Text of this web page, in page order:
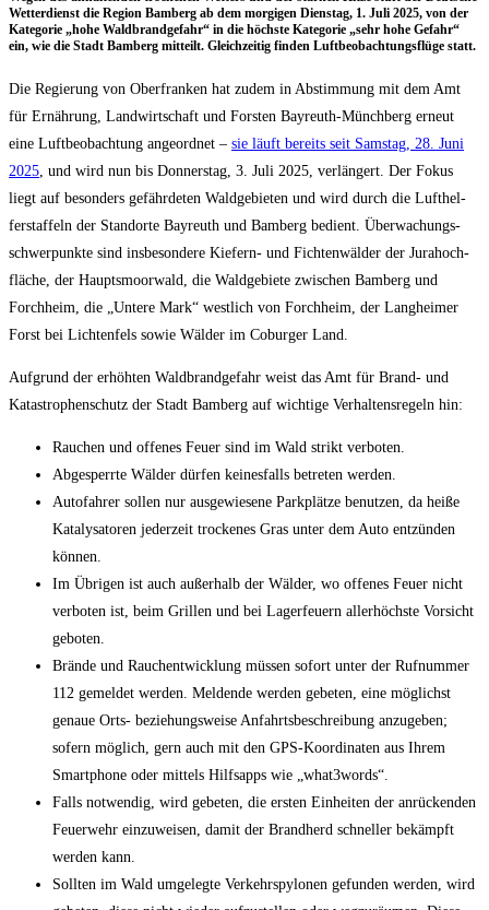
Wet­ter­dienst die Regi­on Bam­berg ab dem mor­gi­gen Diens­tag, 1. Juli 2025, von der
Kate­go­rie „hohe Wald­brand­ge­fahr“ in die höchs­te Kate­go­rie „sehr hohe Gefahr“
ein, wie die Stadt Bam­berg mit­teilt. Gleich­zei­tig fin­den Luft­be­ob­ach­tungs­flü­ge statt.
Die Regie­rung von Ober­fran­ken hat zudem in Abstim­mung mit dem Amt
für Ernäh­rung, Land­wirt­schaft und Fors­ten Bay­reuth-Münch­berg erneut
eine Luft­be­ob­ach­tung ange­ord­net – sie läuft bereits seit Sams­tag, 28. Juni
2025 , und wird nun bis Don­ners­tag, 3. Juli 2025, ver­län­gert. Der Fokus
liegt auf beson­ders gefähr­de­ten Wald­ge­bie­ten und wird durch die Luft­hel­
fer­staf­feln der Stand­or­te Bay­reuth und Bam­berg bedient. Über­wa­chungs­
schwer­punk­te sind ins­be­son­de­re Kie­fern- und Fich­ten­wäl­der der Jura­hoch­
flä­che, der Hauptsmoor­wald, die Wald­ge­bie­te zwi­schen Bam­berg und
Forch­heim, die „Unte­re Mark“ west­lich von Forch­heim, der Lang­hei­mer
Forst bei Lich­ten­fels sowie Wäl­der im Cobur­ger Land.
Auf­grund der erhöh­ten Wald­brand­ge­fahr weist das Amt für Brand- und
Kata­stro­phen­schutz der Stadt Bam­berg auf wich­ti­ge Ver­hal­tens­re­geln hin:
Rau­chen und offe­nes Feu­er sind im Wald strikt verboten.
Abge­sperr­te Wäl­der dür­fen kei­nes­falls betre­ten werden.
Auto­fah­rer sol­len nur aus­ge­wie­se­ne Park­plät­ze benut­zen, da hei­ße
Kata­ly­sa­to­ren jeder­zeit tro­cke­nes Gras unter dem Auto ent­zün­den
können.
Im Übri­gen ist auch außer­halb der Wäl­der, wo offe­nes Feu­er nicht
ver­bo­ten ist, beim Gril­len und bei Lager­feu­ern aller­höchs­te Vor­sicht
geboten.
Brän­de und Rauch­ent­wick­lung müs­sen sofort unter der Ruf­num­mer
112 gemel­det wer­den. Mel­den­de wer­den gebe­ten, eine mög­lichst
genaue Orts- bezie­hungs­wei­se Anfahrts­be­schrei­bung anzu­ge­ben;
sofern mög­lich, gern auch mit den GPS-Koor­di­na­ten aus Ihrem
Smart­phone oder mit­tels Hilfs­ap­ps wie „what3words“.
Falls not­wen­dig, wird gebe­ten, die ers­ten Ein­hei­ten der anrü­cken­den
Feu­er­wehr ein­zu­wei­sen, damit der Brand­herd schnel­ler bekämpft
wer­den kann.
Soll­ten im Wald umge­leg­te Ver­kehrs­py­lo­nen gefun­den wer­den, wird